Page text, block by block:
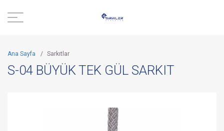
Ana Sayfa / Sarkıtlar
S-04 BÜYÜK TEK GÜL SARKIT